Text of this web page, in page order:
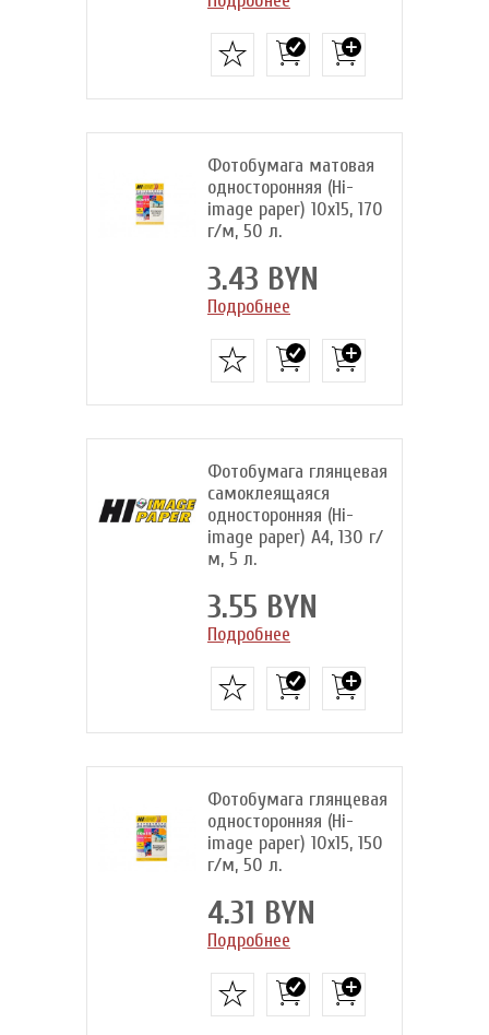
Фотобумага матовая
односторонняя (Hi-
image paper) 10x15, 170
г/м, 50 л.
3.43 BYN
Подробнее
Фотобумага глянцевая
самоклеящаяся
односторонняя (Hi-
image paper) A4, 130 г/
м, 5 л.
3.55 BYN
Подробнее
Фотобумага глянцевая
односторонняя (Hi-
image paper) 10x15, 150
г/м, 50 л.
4.31 BYN
Подробнее